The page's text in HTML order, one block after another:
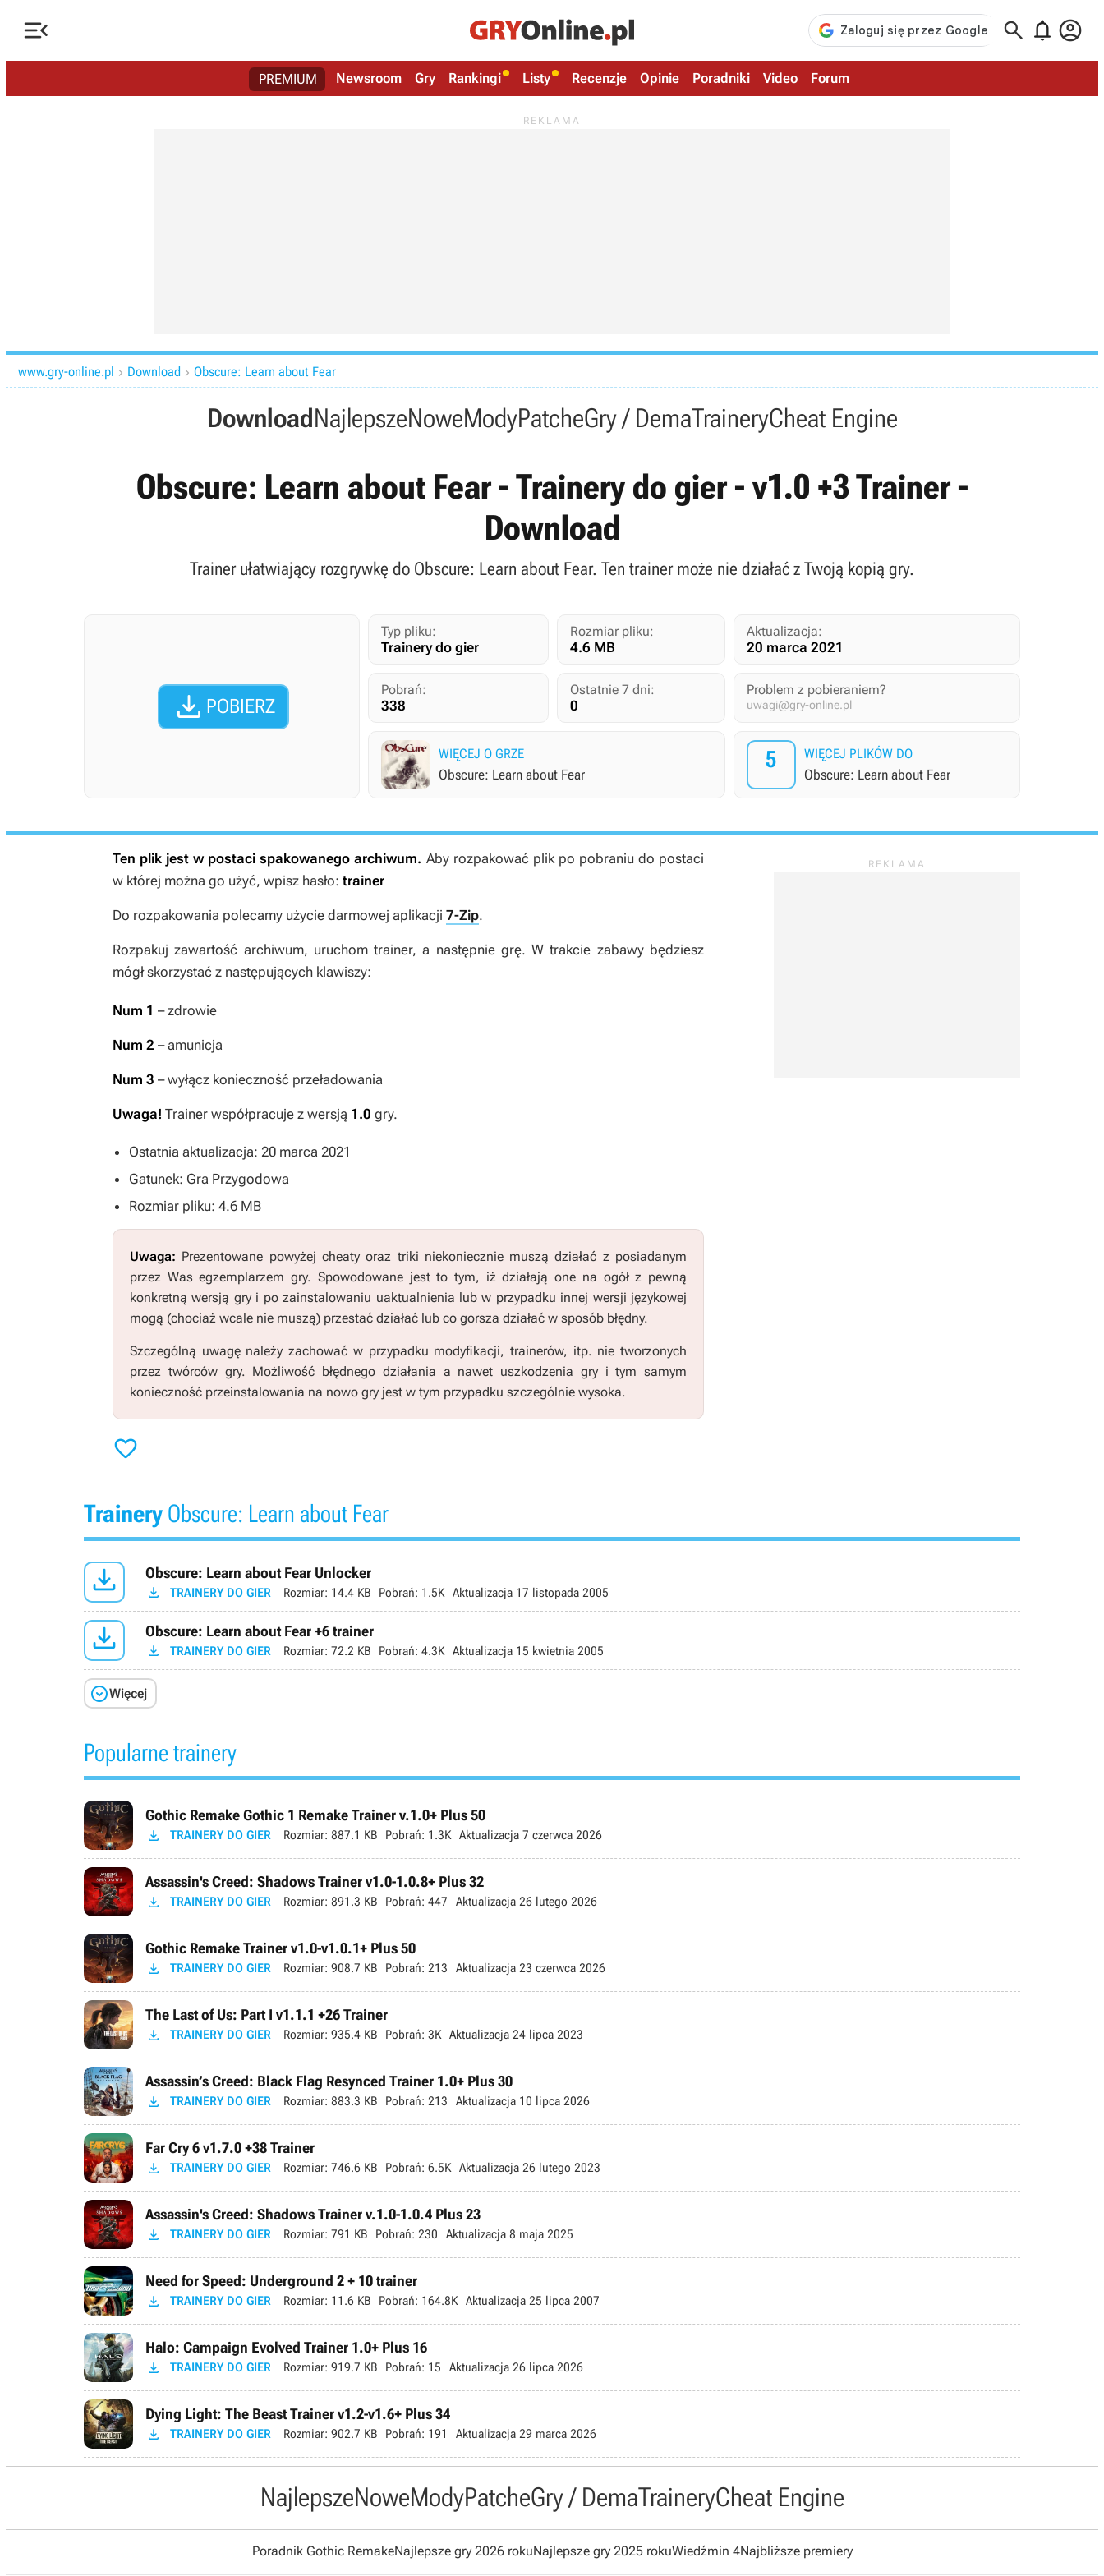
   
PREMIUM Newsroom Gry Rankingi Listy Recenzje Opinie Poradniki Video Forum
www.gry-online.pl  Download  Obscure: Learn about Fear
DownloadNajlepszeNoweModyPatcheGry / DemaTraineryCheat Engine
Obscure: Learn about Fear - Trainery do gier - v1.0 +3 Trainer -
Download
Trainer ułatwiający rozgrywkę do Obscure: Learn about Fear. Ten trainer może nie działać z Twoją kopią gry.
 POBIERZ
Typ pliku:
Trainery do gier
Rozmiar pliku:
4.6 MB
Aktualizacja:
20 marca 2021
Pobrań:
338
Ostatnie 7 dni:
0
Problem z pobieraniem?
uwagi@gry-online.pl
WIĘCEJ O GRZE
Obscure: Learn about Fear
5 WIĘCEJ PLIKÓW DO
Obscure: Learn about Fear
Ten plik jest w postaci spakowanego archiwum. Aby rozpakować plik po pobraniu do postaci
w której można go użyć, wpisz hasło: trainer
Do rozpakowania polecamy użycie darmowej aplikacji 7-Zip.
Rozpakuj zawartość archiwum, uruchom trainer, a następnie grę. W trakcie zabawy będziesz
mógł skorzystać z następujących klawiszy:
Num 1 – zdrowie
Num 2 – amunicja
Num 3 – wyłącz konieczność przeładowania
Uwaga! Trainer współpracuje z wersją 1.0 gry.
Ostatnia aktualizacja: 20 marca 2021
Gatunek: Gra Przygodowa
Rozmiar pliku: 4.6 MB
Uwaga: Prezentowane powyżej cheaty oraz triki niekoniecznie muszą działać z posiadanym
przez Was egzemplarzem gry. Spowodowane jest to tym, iż działają one na ogół z pewną
konkretną wersją gry i po zainstalowaniu uaktualnienia lub w przypadku innej wersji językowej
mogą (chociaż wcale nie muszą) przestać działać lub co gorsza działać w sposób błędny.
Szczególną uwagę należy zachować w przypadku modyfikacji, trainerów, itp. nie tworzonych
przez twórców gry. Możliwość błędnego działania a nawet uszkodzenia gry i tym samym
konieczność przeinstalowania na nowo gry jest w tym przypadku szczególnie wysoka.

Trainery Obscure: Learn about Fear
 Obscure: Learn about Fear Unlocker
 TRAINERY DO GIER Rozmiar: 14.4 KB Pobrań: 1.5K Aktualizacja 17 listopada 2005
 Obscure: Learn about Fear +6 trainer
 TRAINERY DO GIER Rozmiar: 72.2 KB Pobrań: 4.3K Aktualizacja 15 kwietnia 2005
Więcej
Popularne trainery
Gothic Remake Gothic 1 Remake Trainer v.1.0+ Plus 50
 TRAINERY DO GIER Rozmiar: 887.1 KB Pobrań: 1.3K Aktualizacja 7 czerwca 2026
Assassin's Creed: Shadows Trainer v1.0-1.0.8+ Plus 32
 TRAINERY DO GIER Rozmiar: 891.3 KB Pobrań: 447 Aktualizacja 26 lutego 2026
Gothic Remake Trainer v1.0-v1.0.1+ Plus 50
 TRAINERY DO GIER Rozmiar: 908.7 KB Pobrań: 213 Aktualizacja 23 czerwca 2026
The Last of Us: Part I v1.1.1 +26 Trainer
 TRAINERY DO GIER Rozmiar: 935.4 KB Pobrań: 3K Aktualizacja 24 lipca 2023
Assassin’s Creed: Black Flag Resynced Trainer 1.0+ Plus 30
 TRAINERY DO GIER Rozmiar: 883.3 KB Pobrań: 213 Aktualizacja 10 lipca 2026
Far Cry 6 v1.7.0 +38 Trainer
 TRAINERY DO GIER Rozmiar: 746.6 KB Pobrań: 6.5K Aktualizacja 26 lutego 2023
Assassin's Creed: Shadows Trainer v.1.0-1.0.4 Plus 23
 TRAINERY DO GIER Rozmiar: 791 KB Pobrań: 230 Aktualizacja 8 maja 2025
Need for Speed: Underground 2 + 10 trainer
 TRAINERY DO GIER Rozmiar: 11.6 KB Pobrań: 164.8K Aktualizacja 25 lipca 2007
Halo: Campaign Evolved Trainer 1.0+ Plus 16
 TRAINERY DO GIER Rozmiar: 919.7 KB Pobrań: 15 Aktualizacja 26 lipca 2026
Dying Light: The Beast Trainer v1.2-v1.6+ Plus 34
 TRAINERY DO GIER Rozmiar: 902.7 KB Pobrań: 191 Aktualizacja 29 marca 2026
NajlepszeNoweModyPatcheGry / DemaTraineryCheat Engine
Poradnik Gothic RemakeNajlepsze gry 2026 rokuNajlepsze gry 2025 rokuWiedźmin 4Najbliższe premiery